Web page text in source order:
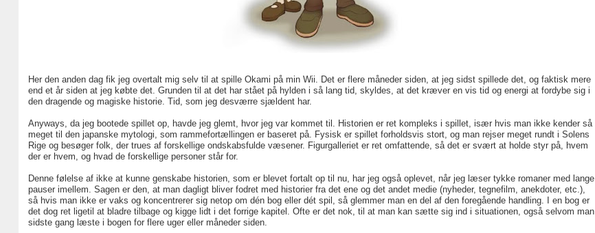
Her den anden dag fik jeg overtalt mig selv til at spille Okami på min Wii. Det er flere måneder siden, at jeg sidst spillede det, og faktisk mere
end et år siden at jeg købte det. Grunden til at det har stået på hylden i så lang tid, skyldes, at det kræver en vis tid og energi at fordybe sig i
den dragende og magiske historie. Tid, som jeg desværre sjældent har.
Anyways, da jeg bootede spillet op, havde jeg glemt, hvor jeg var kommet til. Historien er ret kompleks i spillet, især hvis man ikke kender så
meget til den japanske mytologi, som rammefortællingen er baseret på. Fysisk er spillet forholdsvis stort, og man rejser meget rundt i Solens
Rige og besøger folk, der trues af forskellige ondskabsfulde væsener. Figurgalleriet er ret omfattende, så det er svært at holde styr på, hvem
der er hvem, og hvad de forskellige personer står for.
Denne følelse af ikke at kunne genskabe historien, som er blevet fortalt op til nu, har jeg også oplevet, når jeg læser tykke romaner med lange
pauser imellem. Sagen er den, at man dagligt bliver fodret med historier fra det ene og det andet medie (nyheder, tegnefilm, anekdoter, etc.),
så hvis man ikke er vaks og koncentrerer sig netop om dén bog eller dét spil, så glemmer man en del af den foregående handling. I en bog er
det dog ret ligetil at bladre tilbage og kigge lidt i det forrige kapitel. Ofte er det nok, til at man kan sætte sig ind i situationen, også selvom man
sidste gang læste i bogen for flere uger eller måneder siden.